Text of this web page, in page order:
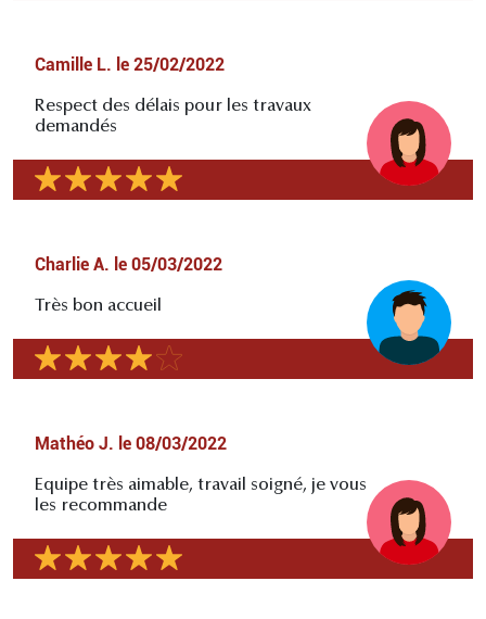
Camille L. le 25/02/2022
Respect des délais pour les travaux
demandés
Charlie A. le 05/03/2022
Très bon accueil
Mathéo J. le 08/03/2022
Equipe très aimable, travail soigné, je vous
les recommande